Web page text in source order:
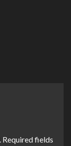
Required fields